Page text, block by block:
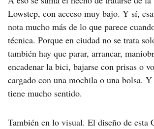
Lowstep, con acceso muy bajo. Y sí,
nota mucho más de lo que parece
técnica. Porque en ciudad no se trata
también hay que parar, arrancar,
encadenar la bici, bajarse con prisas o
cargado con una mochila o una bolsa.
tiene mucho sentido.
También en lo visual. El diseño de esta